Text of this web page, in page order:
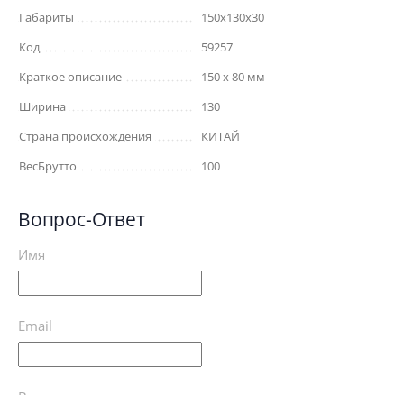
Габариты
150x130x30
Код
59257
Краткое описание
150 х 80 мм
Ширина
130
Страна происхождения
КИТАЙ
ВесБрутто
100
Вопрос-Ответ
Имя
Email